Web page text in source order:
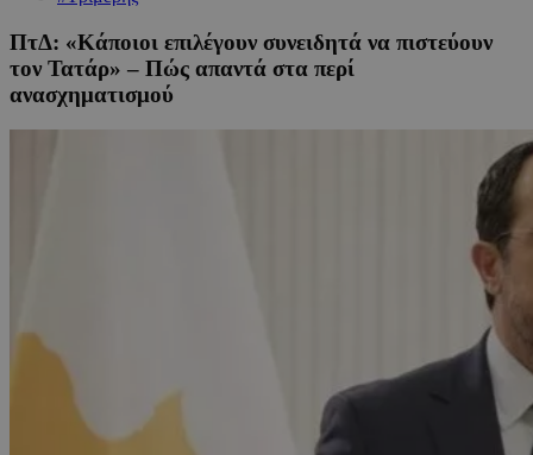
ΠτΔ: «Κάποιοι επιλέγουν συνειδητά να πιστεύουν
τον Τατάρ» – Πώς απαντά στα περί
ανασχηματισμού